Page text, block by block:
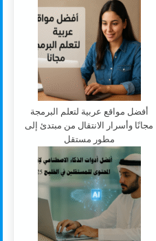
أفضل مواقع عربية لتعلم البرمجة
مجانًا وأسرار الانتقال من مبتدئ إلى
مطور مستقل